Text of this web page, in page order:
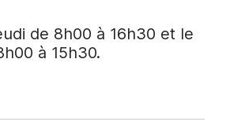
de 8h00 à 16h30 et le
à 15h30.